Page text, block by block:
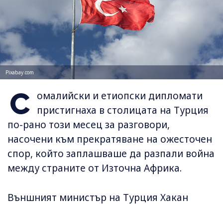
Pixabay.com
С омалийски и етиопски дипломати
пристигнаха в столицата на Турция
по-рано този месец за разговори,
насочени към прекратяване на ожесточен
спор, който заплашваше да разпали война
между страните от Източна Африка.
Външният министър на Турция Хакан